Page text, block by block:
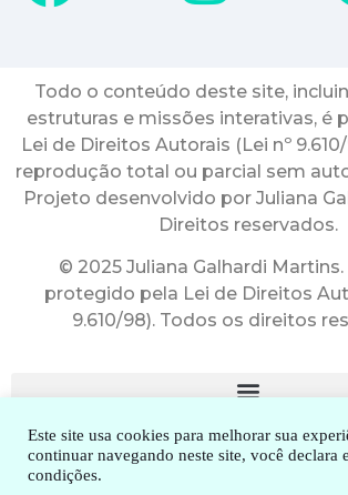
Todo o conteúdo deste site,
estruturas e missões interativas, é
Lei de Direitos Autorais (Lei nº
reprodução total ou parcial sem
Projeto desenvolvido por Juliana
Direitos reservados.
© 2025 Juliana Galhardi
protegido pela Lei de Direitos
9.610/98). Todos os direitos
Este site usa cookies para melhorar sua
continuar navegando neste site, você declara
condições.